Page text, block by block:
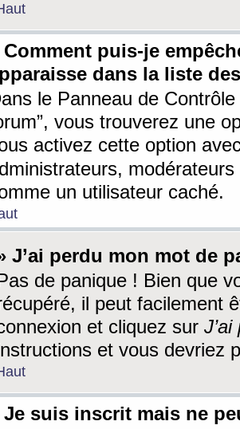
Comment puis-je
dans la liste
le Panneau de
vous trouverez une
activez cette option
un utilisateur caché.
J’ai perdu mon mot de
de panique ! Bien que
il peut facilement
et cliquez sur
et vous devriez
Je suis inscrit mais ne